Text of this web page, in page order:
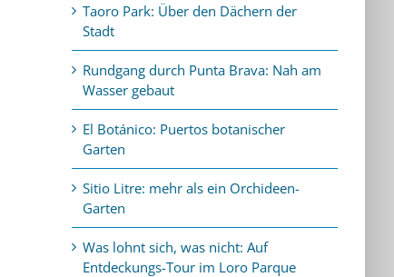
Taoro Park: Über den Dächern der
Stadt
Rundgang durch Punta Brava: Nah am
Wasser gebaut
El Botánico: Puertos botanischer
Garten
Sitio Litre: mehr als ein Orchideen-
Garten
Was lohnt sich, was nicht: Auf
Entdeckungs-Tour im Loro Parque